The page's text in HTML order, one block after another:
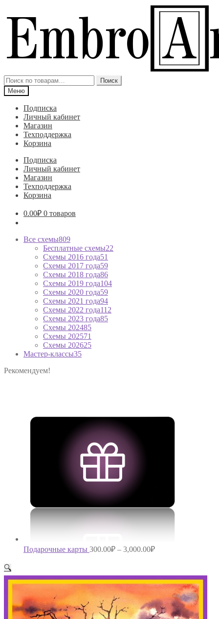
к
навигации
к
содержимому
Искать:
Поиск
Меню
Подписка
Личный кабинет
Магазин
Техподдержка
Корзина
Подписка
Личный кабинет
Магазин
Техподдержка
Корзина
0.00₽ 0 товаров
Все схемы809
Бесплатные схемы22
Схемы 2016 года51
Схемы 2017 года59
Схемы 2018 года86
Схемы 2019 года104
Схемы 2020 года59
Схемы 2021 года94
Схемы 2022 года112
Схемы 2023 года85
Схемы 202485
Схемы 202571
Схемы 202625
Мастер-классы35
Рекомендуем!
Подарочные карты 300.00₽ – 3,000.00₽
🔍